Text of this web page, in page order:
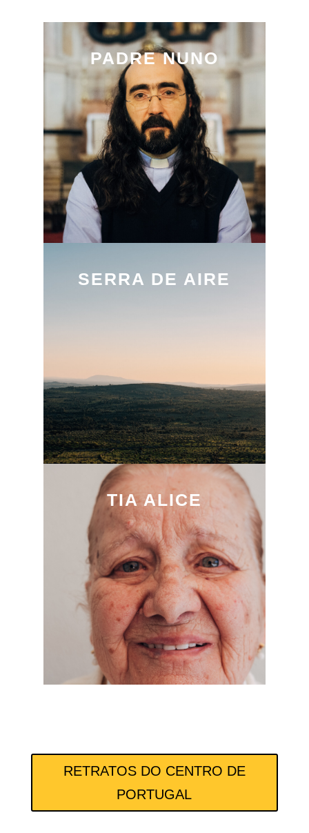
PADRE NUNO
SERRA DE AIRE
TIA ALICE
RETRATOS DO CENTRO DE
PORTUGAL